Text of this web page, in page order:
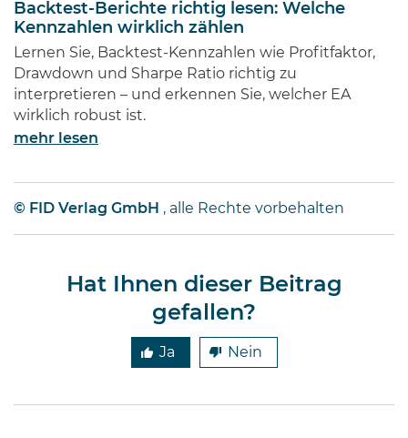
Backtest-Berichte richtig lesen: Welche
Kennzahlen wirklich zählen
Lernen Sie, Backtest-Kennzahlen wie Profitfaktor,
Drawdown und Sharpe Ratio richtig zu
interpretieren – und erkennen Sie, welcher EA
wirklich robust ist.
mehr lesen
© FID Verlag GmbH , alle Rechte vorbehalten
Hat Ihnen dieser Beitrag
gefallen?
Ja Nein